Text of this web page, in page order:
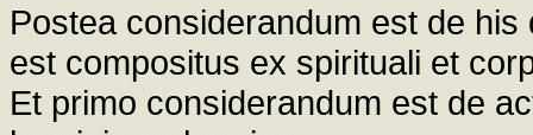
Postea considerandum est de
est compositus ex spirituali et
Et primo considerandum est de